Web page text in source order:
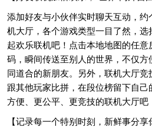
添加好友与小伙伴实时聊天互动，
机大厅，各个游戏类型一目了然，
起欢乐联机吧！点击本地地图的任
码，瞬间传送至别人的世界，不仅
同道合的新朋友。另外，联机大厅
跟其他玩家比拼，在段位榜留下自
方便、更公平、更竞技的联机大厅吧
【记录每一个特别时刻，新鲜事分享